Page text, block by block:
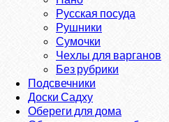
Русская посуда
Рушники
Сумочки
Чехлы для варганов
Без рубрики
Подсвечники
Доски Садху
Обереги для дома